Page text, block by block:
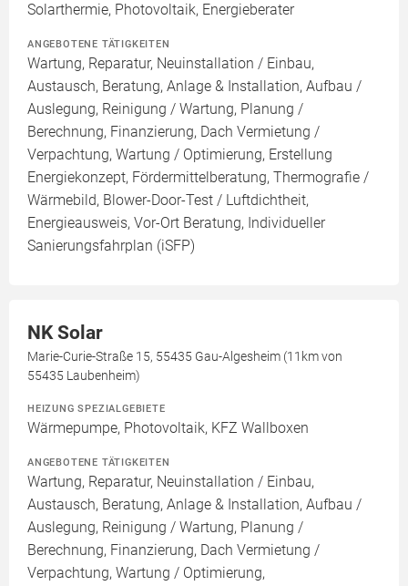
Solarthermie, Photovoltaik, Energieberater
ANGEBOTENE TÄTIGKEITEN
Wartung, Reparatur, Neuinstallation / Einbau,
Austausch, Beratung, Anlage & Installation, Aufbau /
Auslegung, Reinigung / Wartung, Planung /
Berechnung, Finanzierung, Dach Vermietung /
Verpachtung, Wartung / Optimierung, Erstellung
Energiekonzept, Fördermittelberatung, Thermografie /
Wärmebild, Blower-Door-Test / Luftdichtheit,
Energieausweis, Vor-Ort Beratung, Individueller
Sanierungsfahrplan (iSFP)
NK Solar
Marie-Curie-Straße 15, 55435 Gau-Algesheim (11km von
55435 Laubenheim)
HEIZUNG SPEZIALGEBIETE
Wärmepumpe, Photovoltaik, KFZ Wallboxen
ANGEBOTENE TÄTIGKEITEN
Wartung, Reparatur, Neuinstallation / Einbau,
Austausch, Beratung, Anlage & Installation, Aufbau /
Auslegung, Reinigung / Wartung, Planung /
Berechnung, Finanzierung, Dach Vermietung /
Verpachtung, Wartung / Optimierung,